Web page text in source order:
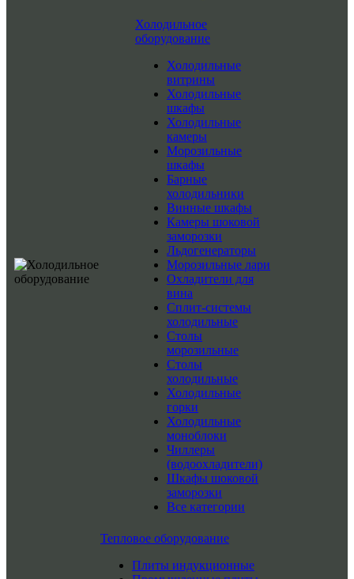
Холодильное
оборудование
Холодильные
витрины
Холодильные
шкафы
Холодильные
камеры
Морозильные
шкафы
Барные
холодильники
Винные шкафы
Камеры шоковой
заморозки
Льдогенераторы
Морозильные лари
Охладители для
вина
Сплит-системы
холодильные
Столы
морозильные
Столы
холодильные
Холодильные
горки
Холодильные
моноблоки
Чиллеры
(водоохладители)
Шкафы шоковой
заморозки
Все категории
Тепловое оборудование
Плиты индукционные